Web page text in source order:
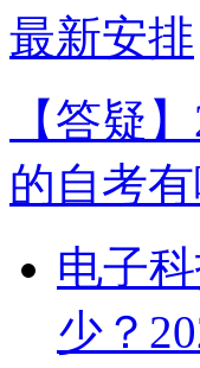
最新安排
【答疑
的自考
电子
少？